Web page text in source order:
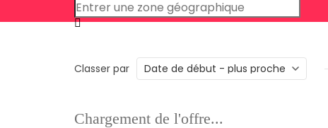
Classer par
Chargement de l'offre...